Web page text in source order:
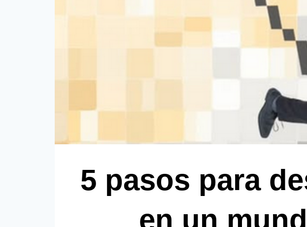
5 pasos para
en un